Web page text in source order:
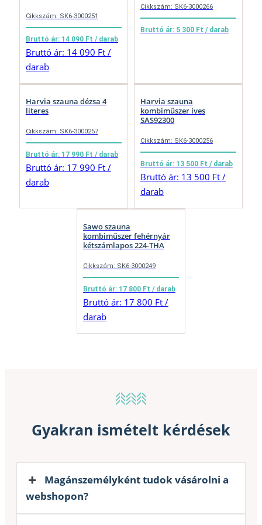
Cikkszám: SK6-3000251
Bruttó ár: 14 090 Ft / darab
Bruttó ár: 14 090 Ft /
darab
Cikkszám: SK6-3000266
Bruttó ár: 5 300 Ft / darab
Harvia szauna dézsa 4
literes
Cikkszám: SK6-3000257
Bruttó ár: 17 990 Ft / darab
Bruttó ár: 17 990 Ft /
darab
Harvia szauna
kombiműszer íves
SAS92300
Cikkszám: SK6-3000256
Bruttó ár: 13 500 Ft / darab
Bruttó ár: 13 500 Ft /
darab
Sawo szauna
kombiműszer fehérnyár
kétszámlapos 224-THA
Cikkszám: SK6-3000249
Bruttó ár: 17 800 Ft / darab
Bruttó ár: 17 800 Ft /
darab
Gyakran ismételt kérdések
Magánszemélyként tudok vásárolni a
webshopon?